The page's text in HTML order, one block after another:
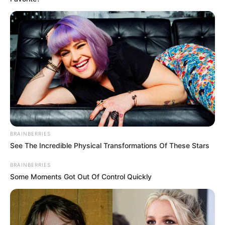
BRAINBERRIES
See The Incredible Physical Transformations Of These Stars
BRAINBERRIES
Some Moments Got Out Of Control Quickly